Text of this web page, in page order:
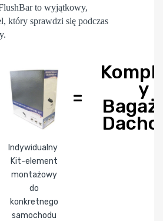
to wyjątkowy,
który sprawdzi się podczas
= y
Indywidualny
Kit-element
montażowy
do
konkretnego
samochodu